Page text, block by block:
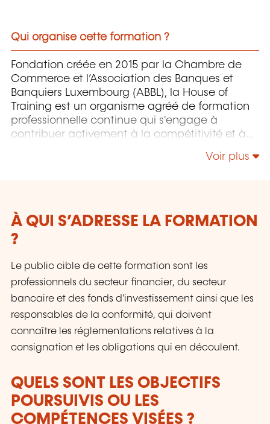
Qui organise cette formation ?
Fondation créée en 2015 par la Chambre de
Commerce et l’Association des Banques et
Banquiers Luxembourg (ABBL), la House of
Training est un organisme agréé de formation
professionnelle continue qui s'engage à
contribuer activement à la compétitivité et à
les compétences de ceux qui font vivre son
Voir plus
À QUI S’ADRESSE LA FORMATION
?
Le public cible de cette formation sont les
professionnels du secteur financier, du secteur
bancaire et des fonds d'investissement ainsi que les
responsables de la conformité, qui doivent
connaître les réglementations relatives à la
consignation et les obligations qui en découlent.
QUELS SONT LES OBJECTIFS
POURSUIVIS OU LES
COMPÉTENCES VISÉES ?